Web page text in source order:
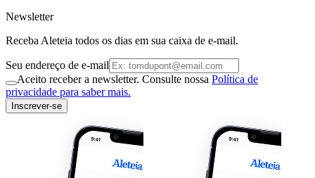
Newsletter
Receba Aleteia todos os dias em sua caixa de e-mail.
Seu endereço de e-mail
Aceito receber a newsletter. Consulte nossa Política de
privacidade para saber mais.
Inscrever-se